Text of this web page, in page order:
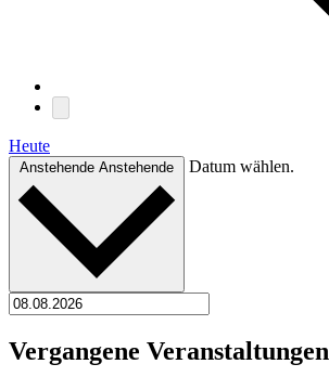
Heute
Anstehende Anstehende Datum wählen.
Vergangene Veranstaltungen